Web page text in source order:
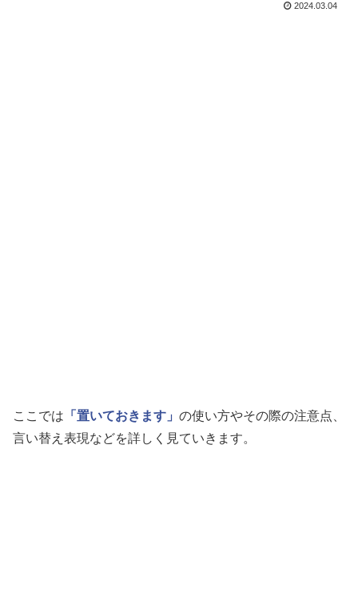
2024.03.04
ここでは 「置いておきます」 の使い方やその際の注意点、
言い替え表現などを詳しく見ていきます。